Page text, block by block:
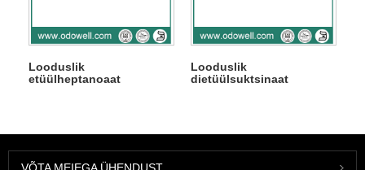
Looduslik
etüülheptanoaat
Looduslik
dietüülsuktsinaat